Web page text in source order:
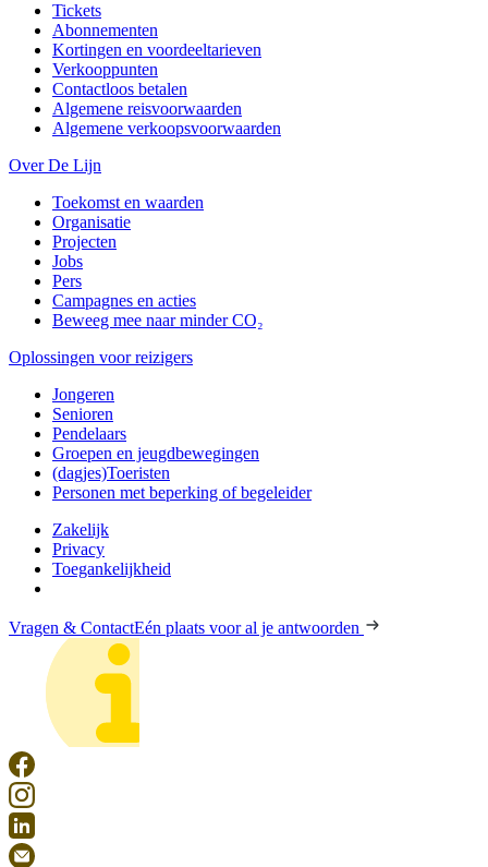
Tickets
Abonnementen
Kortingen en voordeeltarieven
Verkooppunten
Contactloos betalen
Algemene reisvoorwaarden
Algemene verkoopsvoorwaarden
Over De Lijn
Toekomst en waarden
Organisatie
Projecten
Jobs
Pers
Campagnes en acties
Beweeg mee naar minder CO₂
Oplossingen voor reizigers
Jongeren
Senioren
Pendelaars
Groepen en jeugdbewegingen
(dagjes)Toeristen
Personen met beperking of begeleider
Zakelijk
Privacy
Toegankelijkheid
Vragen & ContactEén plaats voor al je antwoorden